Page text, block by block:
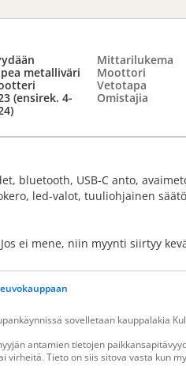
Mittarilukema
metalliväri Moottori
Vetotapa
(ensirek. 4-
Omistajia
bluetooth, USB-C anto,
led-valot, tuuliohjainen
ei mene, niin myynti siirtyy
sovelletaan kauppalakia
antamien tietojen
virheitä. Tieto on siis sitova vasta kun